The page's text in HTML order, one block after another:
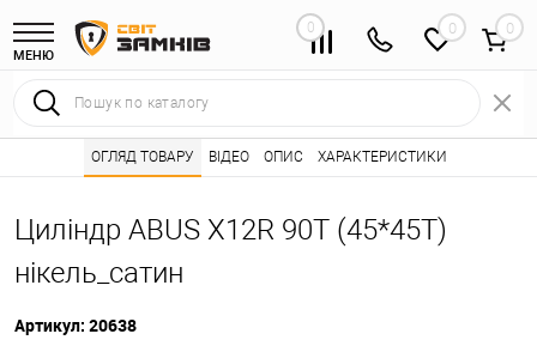
МЕНЮ
0 0
Інтернет магазин замків • Каталог товарів ⭐ • Серцевини
Циліндр ABUS X12R 90T (45*45T)
нікель_сатин
Артикул: 20638
ОГЛЯД ТОВАРУ ВІДЕО ОПИС ХАРАКТЕРИСТИКИ